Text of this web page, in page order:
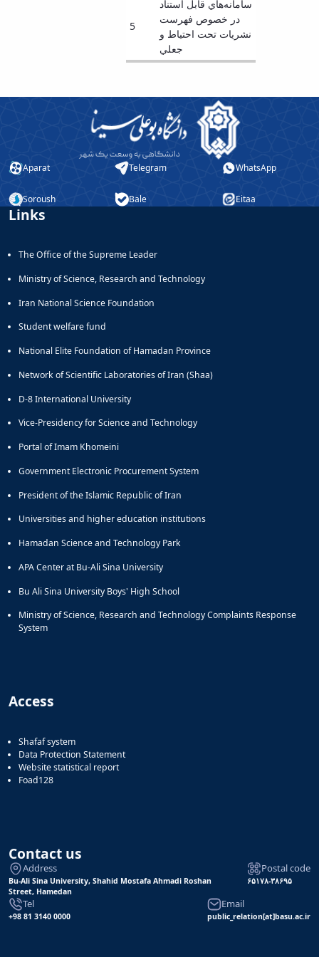
5
سامانه‌هاي قابل استناد
در خصوص فهرست
نشريات تحت احتياط و
جعلي
Aparat Telegram WhatsApp
Soroush Bale Eitaa
Links
The Office of the Supreme Leader
Ministry of Science, Research and Technology
Iran National Science Foundation
Student welfare fund
National Elite Foundation of Hamadan Province
Network of Scientific Laboratories of Iran (Shaa)
D-8 International University
Vice-Presidency for Science and Technology
Portal of Imam Khomeini
Government Electronic Procurement System
President of the Islamic Republic of Iran
Universities and higher education institutions
Hamadan Science and Technology Park
APA Center at Bu-Ali Sina University
Bu Ali Sina University Boys' High School
Ministry of Science, Research and Technology Complaints Response
System
Access
Shafaf system
Data Protection Statement
Website statistical report
Foad128
Contact us
Address
Bu-Ali Sina University, Shahid Mostafa Ahmadi Roshan
Street, Hamedan
Postal code
۶۵۱۷۸-۳۸۶۹۵
Tel
+98 81 3140 0000
Email
public_relation[at]basu.ac.ir